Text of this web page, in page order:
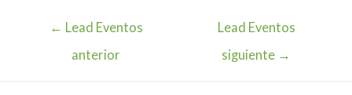
Navegación
← Lead Eventos
anterior
Lead Eventos
siguiente →